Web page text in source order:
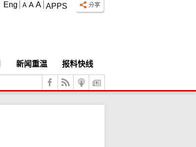
APPS
A A A
Eng
新闻重温 报料快线